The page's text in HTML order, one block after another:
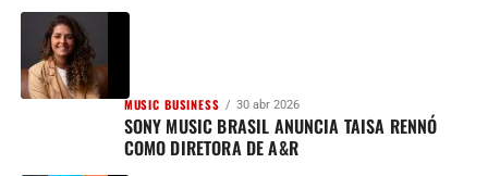
MUSIC BUSINESS 30 abr 2026
SONY MUSIC BRASIL ANUNCIA TAISA RENNÓ
COMO DIRETORA DE A&R